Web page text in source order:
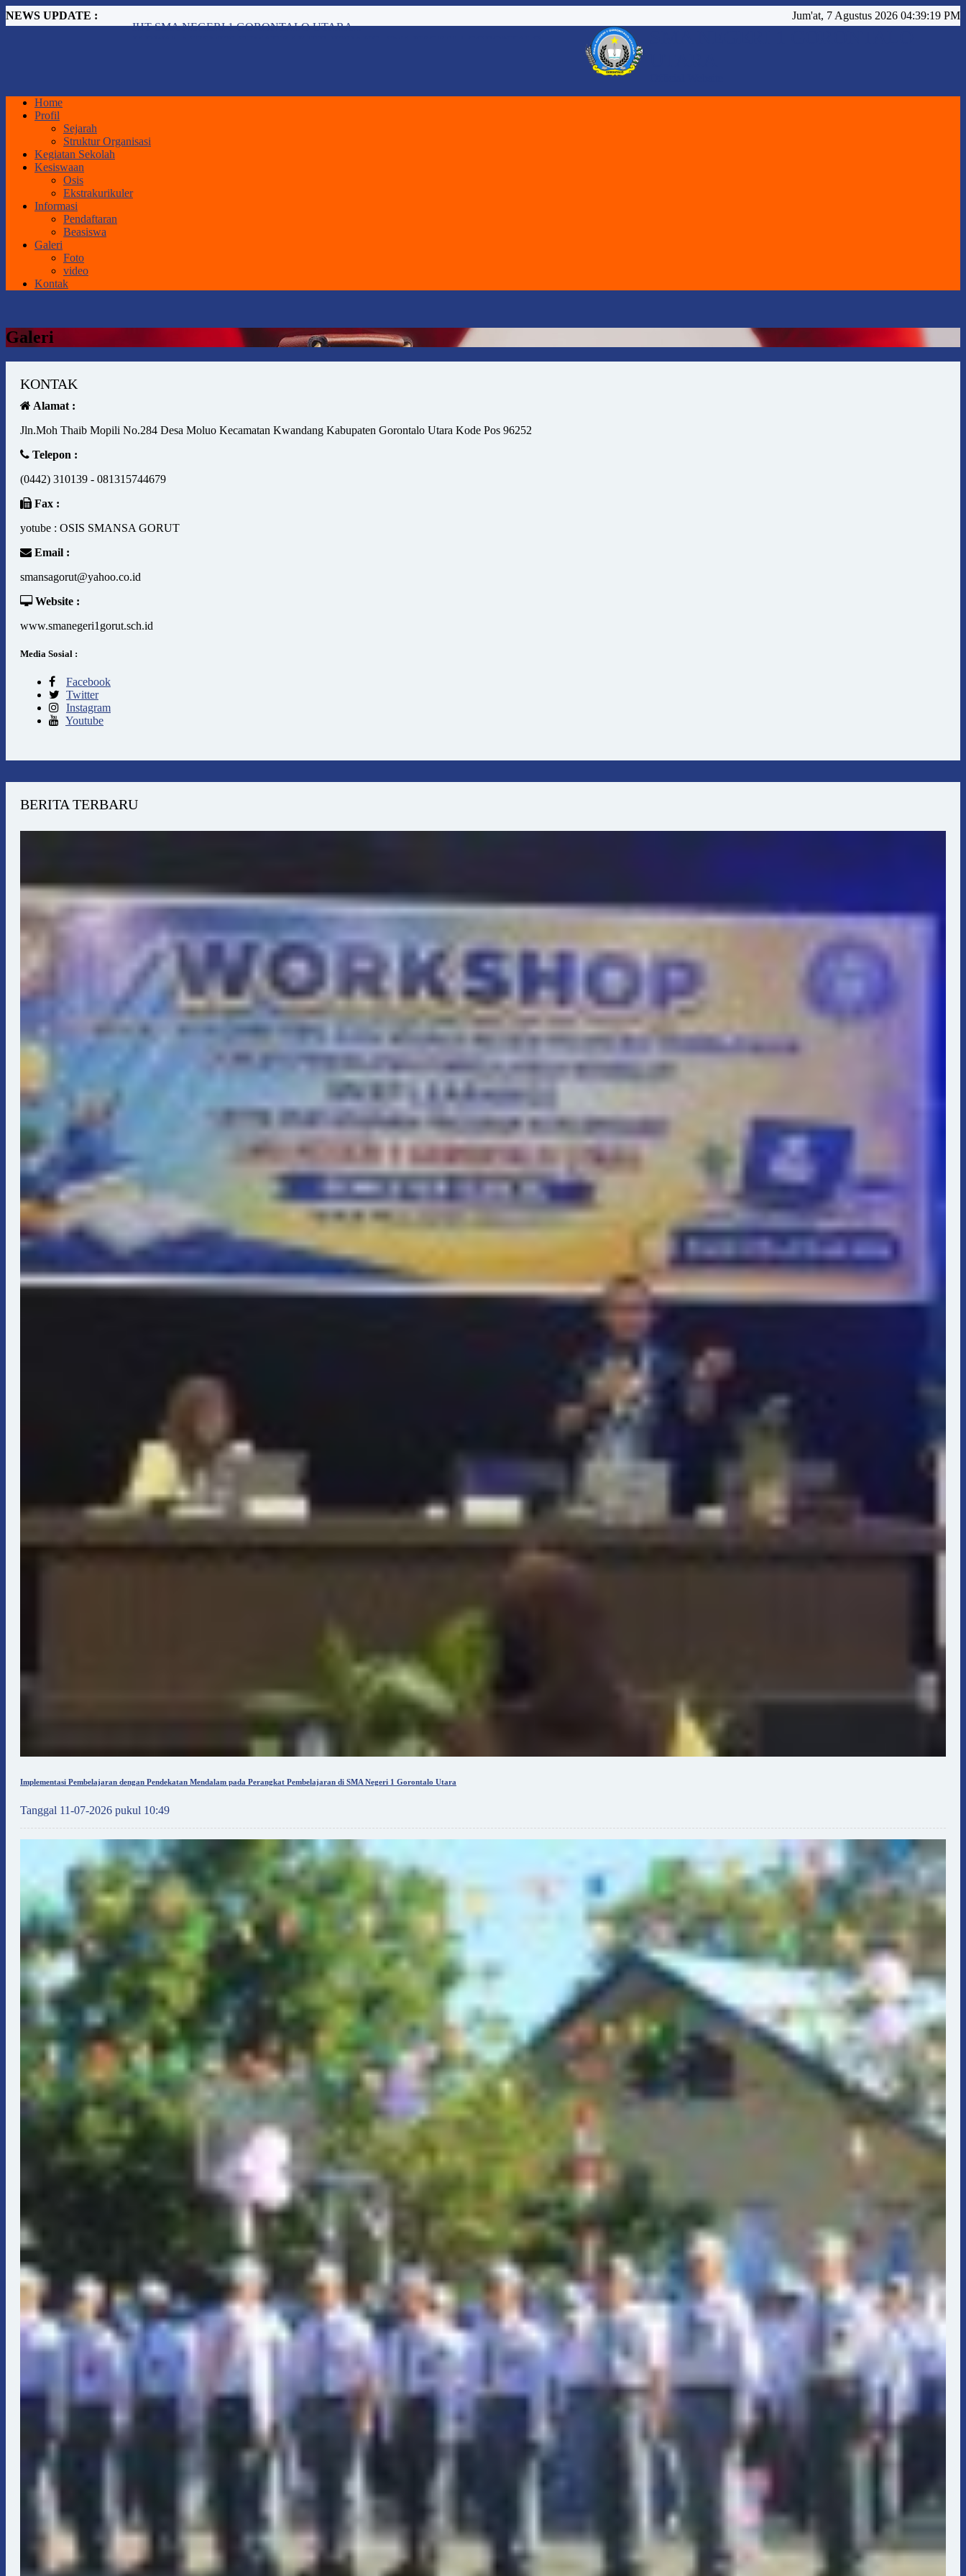
NEWS UPDATE :
JADWAL ASESMEN SUMATIF AKHIR JENJANG. SMA NEGERI 1 GORONTALO...
IHT SMA NEGERI 1 GORONTALO UTARA...
Jum'at, 7 Agustus 2026 04:39:21 PM
Home
Profil
Sejarah
Struktur Organisasi
Kegiatan Sekolah
Kesiswaan
Osis
Ekstrakurikuler
Informasi
Pendaftaran
Beasiswa
Galeri
Foto
video
Kontak
Galeri
KONTAK
Alamat :
Jln.Moh Thaib Mopili No.284 Desa Moluo Kecamatan Kwandang Kabupaten Gorontalo Utara Kode Pos 96252
Telepon :
(0442) 310139 - 081315744679
Fax :
yotube : OSIS SMANSA GORUT
Email :
smansagorut@yahoo.co.id
Website :
www.smanegeri1gorut.sch.id
Media Sosial :
Facebook
Twitter
Instagram
Youtube
BERITA TERBARU
Implementasi Pembelajaran dengan Pendekatan Mendalam pada Perangkat Pembelajaran di SMA Negeri 1 Gorontalo Utara
Tanggal 11-07-2026 pukul 10:49